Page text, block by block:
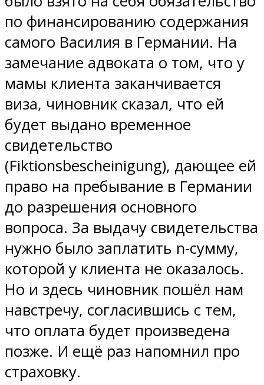
по финансированию содержания
самого Василия в Германии. На
замечание адвоката о том, что у
мамы клиента заканчивается
виза, чиновник сказал, что ей
будет выдано временное
свидетельство
(Fiktionsbescheinigung), дающее ей
право на пребывание в Германии
до разрешения основного
вопроса. За выдачу свидетельства
нужно было заплатить n-сумму,
которой у клиента не оказалось.
Но и здесь чиновник пошёл нам
навстречу, согласившись с тем,
что оплата будет произведена
позже. И ещё раз напомнил про
страховку.